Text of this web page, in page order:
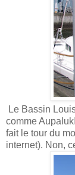
Le Bassin
comme
fait le tour du
internet). Non,